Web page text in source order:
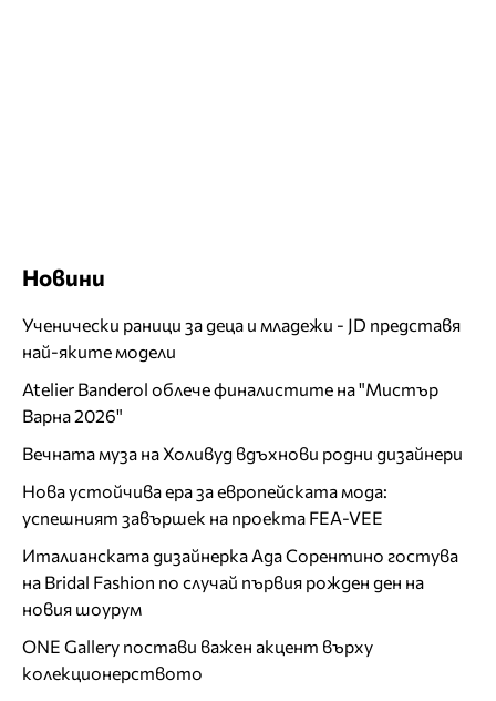
Новини
Ученически раници за деца и младежи - JD представя
най-яките модели
Atelier Banderol облече финалистите на "Мистър
Варна 2026"
Вечната муза на Холивуд вдъхнови родни дизайнери
Нова устойчива ера за европейската мода:
успешният завършек на проекта FEA-VEE
Италианската дизайнерка Ада Сорентино гостува
на Bridal Fashion по случай първия рожден ден на
новия шоурум
ONE Gallery постави важен акцент върху
колекционерството